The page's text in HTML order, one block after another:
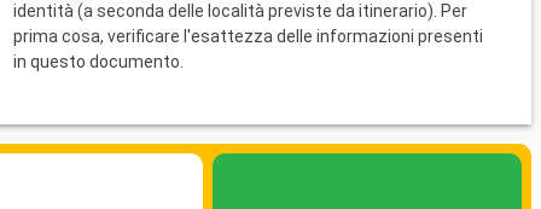
identità (a seconda delle località previste da itinerario). Per
prima cosa, verificare l'esattezza delle informazioni presenti
in questo documento.